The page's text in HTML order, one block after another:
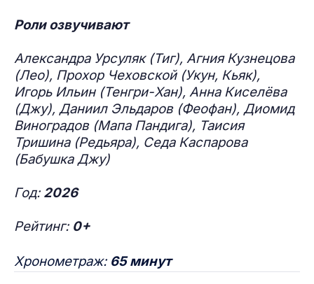
Роли озвучивают
Александра Урсуляк (Тиг), Агния Кузнецова
(Лео), Прохор Чеховской (Укун, Кьяк),
Игорь Ильин (Тенгри-Хан), Анна Киселёва
(Джу), Даниил Эльдаров (Феофан), Диомид
Виноградов (Мапа Пандига), Таисия
Тришина (Редьяра), Седа Каспарова
(Бабушка Джу)
Год: 2026
Рейтинг: 0+
Хронометраж: 65 минут